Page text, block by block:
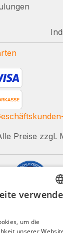
Preise zzgl.
um die
unserer